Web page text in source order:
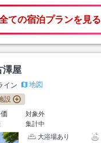
ての宿泊プランを見る
澤屋
イン
地図
設
対象外
集計中
大浴場あり